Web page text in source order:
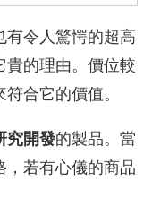
有令人驚愕的超高
貴的理由。價位較
符合它的價值。
究開發的製品。當
，若有心儀的商品